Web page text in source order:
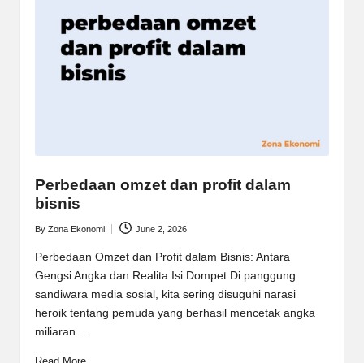
Perbedaan omzet dan profit dalam
bisnis
Posted
by
By Zona Ekonomi June 2, 2026
Perbedaan Omzet dan Profit dalam Bisnis: Antara
Gengsi Angka dan Realita Isi Dompet Di panggung
sandiwara media sosial, kita sering disuguhi narasi
heroik tentang pemuda yang berhasil mencetak angka
miliaran…